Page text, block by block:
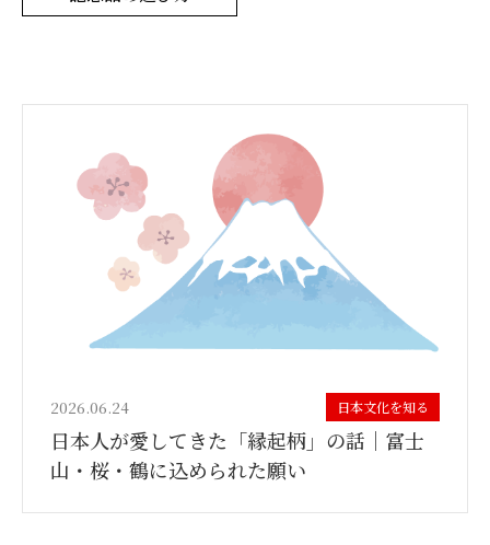
2026.06.24 日本文化を知る
日本人が愛してきた「縁起柄」の話｜富士
山・桜・鶴に込められた願い